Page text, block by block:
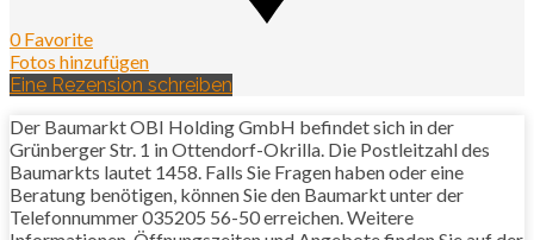
0 Favorite
Fotos hinzufügen
Eine Rezension schreiben
Der Baumarkt OBI Holding GmbH befindet sich in der
Grünberger Str. 1 in Ottendorf-Okrilla. Die Postleitzahl des
Baumarkts lautet 1458. Falls Sie Fragen haben oder eine
Beratung benötigen, können Sie den Baumarkt unter der
Telefonnummer 035205 56-50 erreichen. Weitere